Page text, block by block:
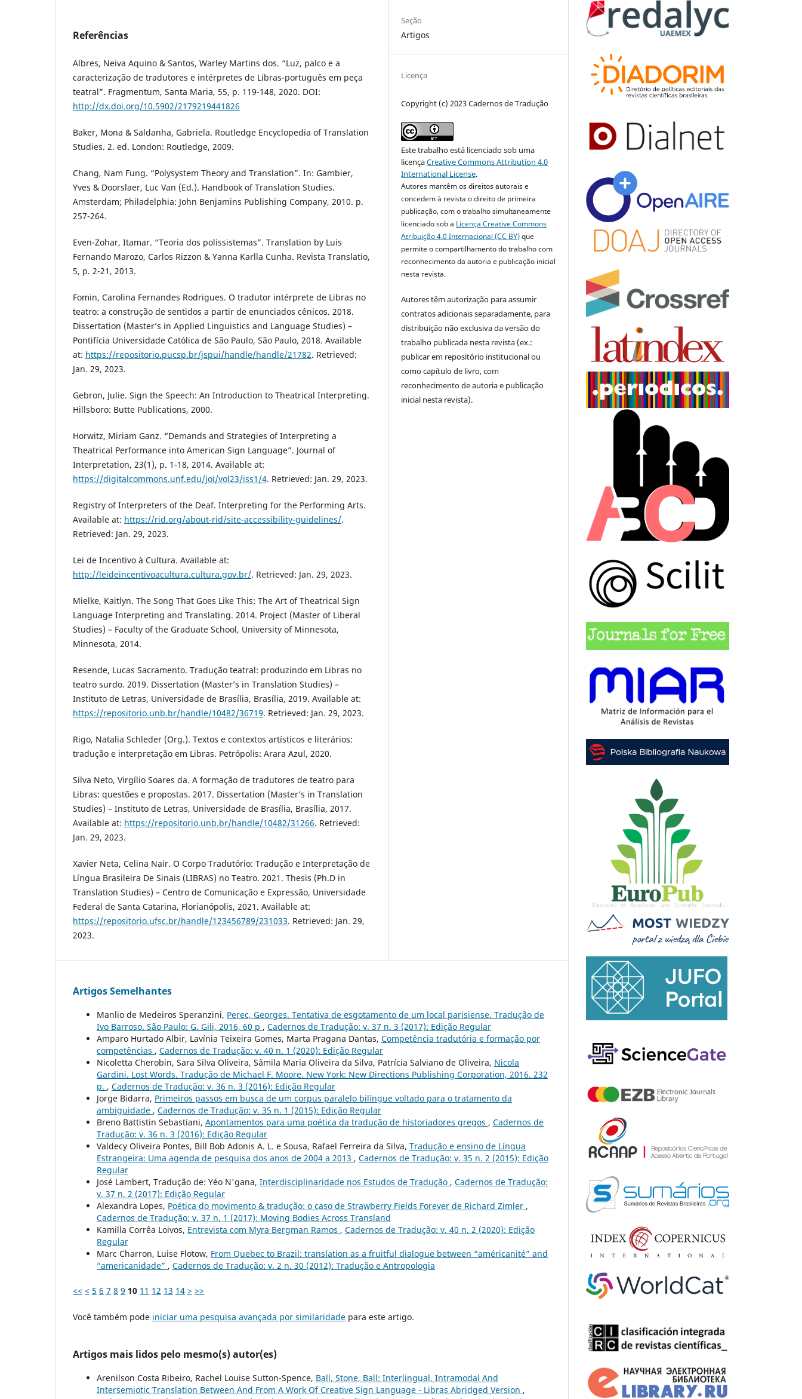
Referências
Albres, Neiva Aquino & Santos, Warley Martins dos. “Luz, palco e a
caracterização de tradutores e intérpretes de Libras-português em peça
teatral”. Fragmentum, Santa Maria, 55, p. 119-148, 2020. DOI:
http://dx.doi.org/10.5902/2179219441826
Baker, Mona & Saldanha, Gabriela. Routledge Encyclopedia of Translation
Studies. 2. ed. London: Routledge, 2009.
Chang, Nam Fung. “Polysystem Theory and Translation”. In: Gambier,
Yves & Doorslaer, Luc Van (Ed.). Handbook of Translation Studies.
Amsterdam; Philadelphia: John Benjamins Publishing Company, 2010. p.
257-264.
Even-Zohar, Itamar. “Teoria dos polissistemas”. Translation by Luis
Fernando Marozo, Carlos Rizzon & Yanna Karlla Cunha. Revista Translatio,
5, p. 2-21, 2013.
Fomin, Carolina Fernandes Rodrigues. O tradutor intérprete de Libras no
teatro: a construção de sentidos a partir de enunciados cênicos. 2018.
Dissertation (Master’s in Applied Linguistics and Language Studies) –
Pontifícia Universidade Católica de São Paulo, São Paulo, 2018. Available
at: https://repositorio.pucsp.br/jspui/handle/handle/21782. Retrieved:
Jan. 29, 2023.
Gebron, Julie. Sign the Speech: An Introduction to Theatrical Interpreting.
Hillsboro: Butte Publications, 2000.
Horwitz, Miriam Ganz. “Demands and Strategies of Interpreting a
Theatrical Performance into American Sign Language”. Journal of
Interpretation, 23(1), p. 1-18, 2014. Available at:
https://digitalcommons.unf.edu/joi/vol23/iss1/4. Retrieved: Jan. 29, 2023.
Registry of Interpreters of the Deaf. Interpreting for the Performing Arts.
Available at: https://rid.org/about-rid/site-accessibility-guidelines/.
Retrieved: Jan. 29, 2023.
Lei de Incentivo à Cultura. Available at:
http://leideincentivoacultura.cultura.gov.br/. Retrieved: Jan. 29, 2023.
Mielke, Kaitlyn. The Song That Goes Like This: The Art of Theatrical Sign
Language Interpreting and Translating. 2014. Project (Master of Liberal
Studies) – Faculty of the Graduate School, University of Minnesota,
Minnesota, 2014.
Resende, Lucas Sacramento. Tradução teatral: produzindo em Libras no
teatro surdo. 2019. Dissertation (Master’s in Translation Studies) –
Instituto de Letras, Universidade de Brasília, Brasília, 2019. Available at:
https://repositorio.unb.br/handle/10482/36719. Retrieved: Jan. 29, 2023.
Rigo, Natalia Schleder (Org.). Textos e contextos artísticos e literários:
tradução e interpretação em Libras. Petrópolis: Arara Azul, 2020.
Silva Neto, Virgílio Soares da. A formação de tradutores de teatro para
Libras: questões e propostas. 2017. Dissertation (Master’s in Translation
Studies) – Instituto de Letras, Universidade de Brasília, Brasília, 2017.
Available at: https://repositorio.unb.br/handle/10482/31266. Retrieved:
Jan. 29, 2023.
Xavier Neta, Celina Nair. O Corpo Tradutório: Tradução e Interpretação de
Língua Brasileira De Sinais (LIBRAS) no Teatro. 2021. Thesis (Ph.D in
Translation Studies) – Centro de Comunicação e Expressão, Universidade
Federal de Santa Catarina, Florianópolis, 2021. Available at:
https://repositorio.ufsc.br/handle/123456789/231033. Retrieved: Jan. 29,
2023.
Seção
Artigos
Licença
Copyright (c) 2023 Cadernos de Tradução
Este trabalho está licenciado sob uma
licençaCreative Commons Attribution 4.0
International License.
Autores mantêm os direitos autorais e
concedem à revista o direito de primeira
publicação, com o trabalho simultaneamente
licenciado sob a Licença Creative Commons
Atribuição 4.0 Internacional (CC BY)que
permite o compartilhamento do trabalho com
reconhecimento da autoria e publicação inicial
nesta revista.
Autores têm autorização para assumir
contratos adicionais separadamente, para
distribuição não exclusiva da versão do
trabalho publicada nesta revista (ex.:
publicar em repositório institucional ou
como capítulo de livro, com
reconhecimento de autoria e publicação
inicial nesta revista).
Artigos Semelhantes
Manlio de Medeiros Speranzini, Perec, Georges. Tentativa de esgotamento de um local parisiense. Tradução de
Ivo Barroso. São Paulo: G. Gili, 2016, 60 p , Cadernos de Tradução: v. 37 n. 3 (2017): Edição Regular
Amparo Hurtado Albir, Lavínia Teixeira Gomes, Marta Pragana Dantas, Competência tradutória e formação por
competências , Cadernos de Tradução: v. 40 n. 1 (2020): Edição Regular
Nicoletta Cherobin, Sara Silva Oliveira, Sâmila Maria Oliveira da Silva, Patrícia Salviano de Oliveira, Nicola
Gardini. Lost Words. Tradução de Michael F. Moore. New York: New Directions Publishing Corporation, 2016. 232
p. , Cadernos de Tradução: v. 36 n. 3 (2016): Edição Regular
Jorge Bidarra, Primeiros passos em busca de um corpus paralelo bilíngue voltado para o tratamento da
ambiguidade , Cadernos de Tradução: v. 35 n. 1 (2015): Edição Regular
Breno Battistin Sebastiani, Apontamentos para uma poética da tradução de historiadores gregos , Cadernos de
Tradução: v. 36 n. 3 (2016): Edição Regular
Valdecy Oliveira Pontes, Bill Bob Adonis A. L. e Sousa, Rafael Ferreira da Silva, Tradução e ensino de Língua
Estrangeira: Uma agenda de pesquisa dos anos de 2004 a 2013 , Cadernos de Tradução: v. 35 n. 2 (2015): Edição
Regular
José Lambert, Tradução de: Yéo N'gana, Interdisciplinaridade nos Estudos de Tradução , Cadernos de Tradução:
v. 37 n. 2 (2017): Edição Regular
Alexandra Lopes, Poética do movimento & tradução: o caso de Strawberry Fields Forever de Richard Zimler ,
Cadernos de Tradução: v. 37 n. 1 (2017): Moving Bodies Across Transland
Kamilla Corrêa Loivos, Entrevista com Myra Bergman Ramos , Cadernos de Tradução: v. 40 n. 2 (2020): Edição
Regular
Marc Charron, Luise Flotow, From Quebec to Brazil: translation as a fruitful dialogue between “américanité” and
“americanidade” , Cadernos de Tradução: v. 2 n. 30 (2012): Tradução e Antropologia
<< < 5 6 7 8 9 10 11 12 13 14 > >>
Você também pode iniciar uma pesquisa avançada por similaridade para este artigo.
Artigos mais lidos pelo mesmo(s) autor(es)
Arenilson Costa Ribeiro, Rachel Louise Sutton-Spence, Ball, Stone, Ball: Interlingual, Intramodal And
Intersemiotic Translation Between And From A Work Of Creative Sign Language - Libras Abridged Version ,